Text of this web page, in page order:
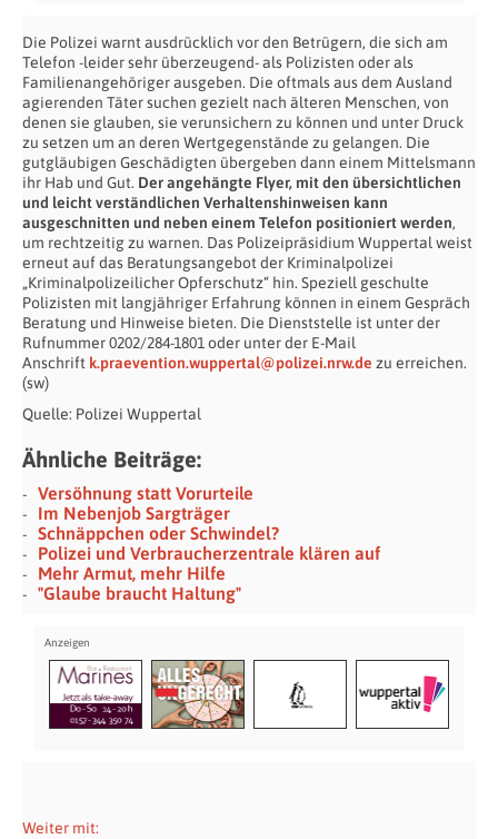
Die Polizei warnt ausdrücklich vor den Betrügern, die sich am
Telefon -leider sehr überzeugend- als Polizisten oder als
Familienangehöriger ausgeben. Die oftmals aus dem Ausland
agierenden Täter suchen gezielt nach älteren Menschen, von
denen sie glauben, sie verunsichern zu können und unter Druck
zu setzen um an deren Wertgegenstände zu gelangen. Die
gutgläubigen Geschädigten übergeben dann einem Mittelsmann
ihr Hab und Gut. Der angehängte Flyer, mit den übersichtlichen
und leicht verständlichen Verhaltenshinweisen kann
ausgeschnitten und neben einem Telefon positioniert werden,
um rechtzeitig zu warnen. Das Polizeipräsidium Wuppertal weist
erneut auf das Beratungsangebot der Kriminalpolizei
„Kriminalpolizeilicher Opferschutz“ hin. Speziell geschulte
Polizisten mit langjähriger Erfahrung können in einem Gespräch
Beratung und Hinweise bieten. Die Dienststelle ist unter der
Rufnummer 0202/284-1801 oder unter der E-Mail
Anschrift k.praevention.wuppertal@polizei.nrw.de zu erreichen.
(sw)
Quelle: Polizei Wuppertal
Ähnliche Beiträge:
Versöhnung statt Vorurteile
Im Nebenjob Sargträger
Schnäppchen oder Schwindel?
Polizei und Verbraucherzentrale klären auf
Mehr Armut, mehr Hilfe
"Glaube braucht Haltung"
Weiter mit: